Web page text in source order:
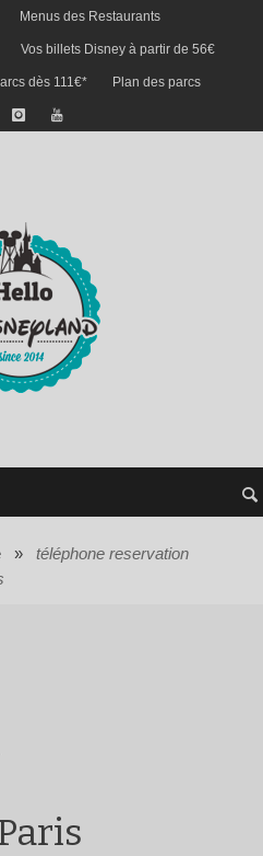
Menus des Restaurants
Vos billets Disney à partir de 56€
dès 111€* Plan des parcs
»
téléphone reservation